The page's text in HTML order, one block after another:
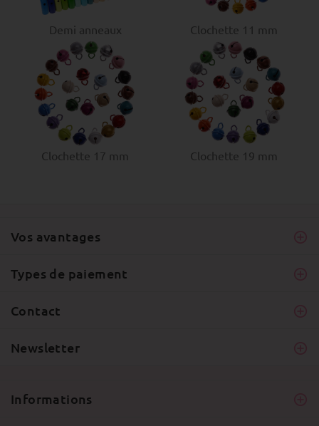
Demi anneaux Clochette 11 mm
Clochette 17 mm Clochette 19 mm
Vos avantages
Types de paiement
Contact
Newsletter
Informations